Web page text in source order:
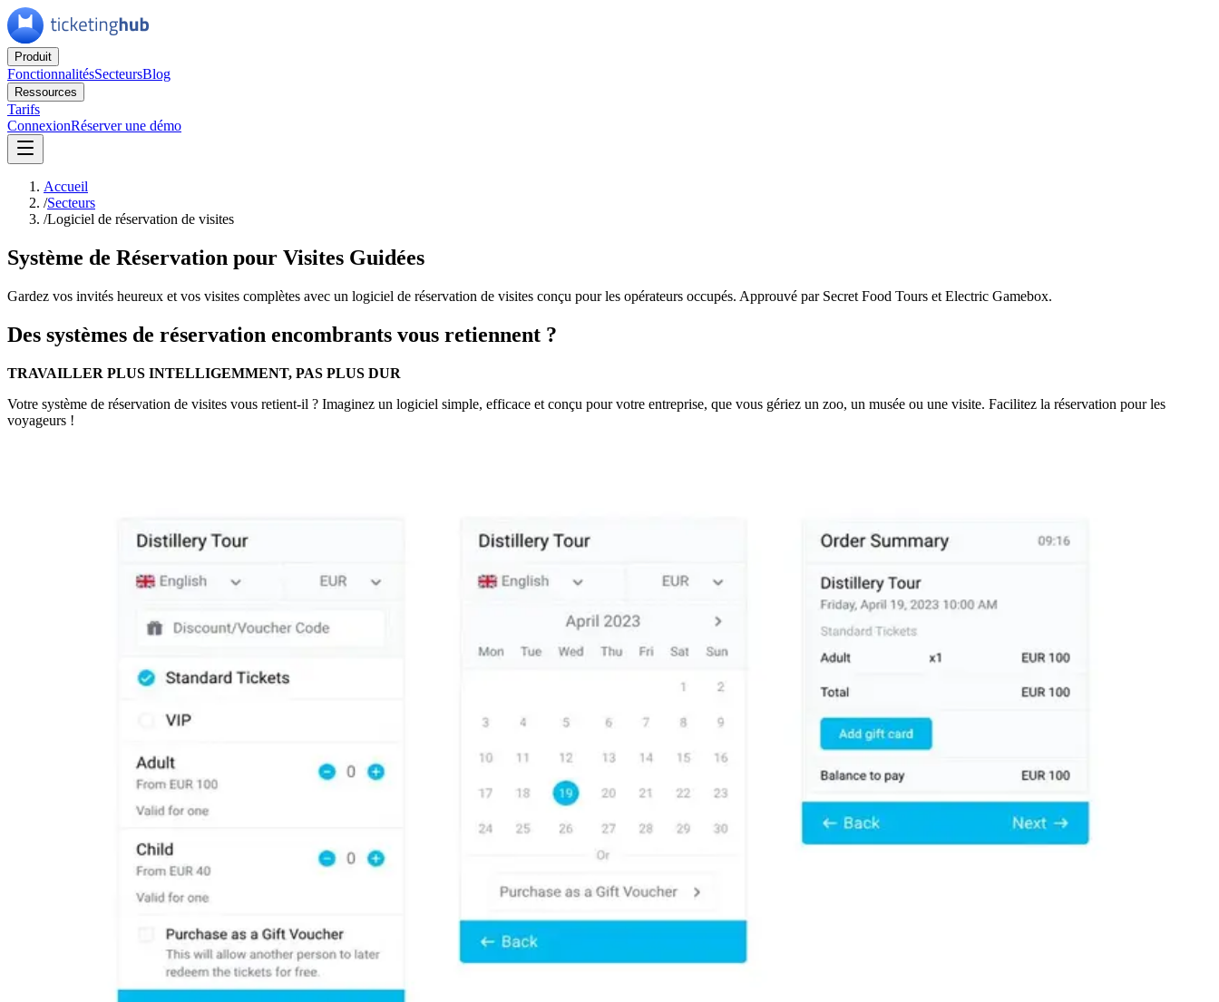
Produit
FonctionnalitésSecteursBlog
Ressources
Tarifs
ConnexionRéserver une démo
Accueil
/Secteurs
/Logiciel de réservation de visites
Système de Réservation pour Visites Guidées
Gardez vos invités heureux et vos visites complètes avec un logiciel de réservation de visites conçu pour les opérateurs occupés. Approuvé par Secret Food Tours et Electric Gamebox.
Des systèmes de réservation encombrants vous retiennent ?
TRAVAILLER PLUS INTELLIGEMMENT, PAS PLUS DUR
Votre système de réservation de visites vous retient-il ? Imaginez un logiciel simple, efficace et conçu pour votre entreprise, que vous gériez un zoo, un musée ou une visite. Facilitez la réservation pour les
voyageurs !